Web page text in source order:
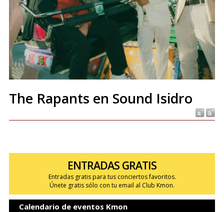
The Rapants en Sound Isidro
ENTRADAS GRATIS
Entradas gratis para tus conciertos favoritos.
Únete gratis sólo con tu email al Club Kmon.
Calendario de eventos Kmon